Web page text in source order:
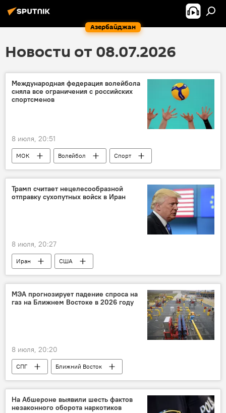
Азербайджан
Новости от 08.07.2026
Международная федерация волейбола
сняла все ограничения с российских
спортсменов
8 июля, 20:51
МОК Волейбол
Спорт
Соревнования
Трамп считает нецелесообразной
отправку сухопутных войск в Иран
8 июля, 20:27
Иран
США
Президент США Дональд Трамп
Ближний Восток
МЭА прогнозирует падение спроса на
газ на Ближнем Востоке в 2026 году
8 июля, 20:20
СПГ
Ближний Восток
Ормузский пролив
На Абшероне выявили шесть фактов
незаконного оборота наркотиков